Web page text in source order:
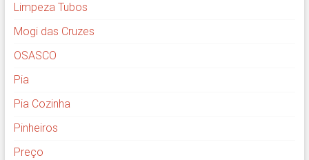
Limpeza Tubos
Mogi das Cruzes
OSASCO
Pia
Pia Cozinha
Pinheiros
Preço